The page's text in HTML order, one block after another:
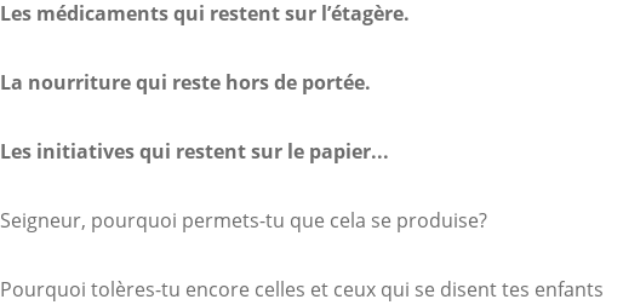
Les médicaments qui restent sur l’étagère.
La nourriture qui reste hors de portée.
Les initiatives qui restent sur le papier...
Seigneur, pourquoi permets-tu que cela se produise?
Pourquoi tolères-tu encore celles et ceux qui se disent tes enfants